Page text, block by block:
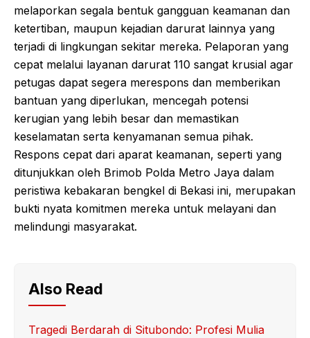
melaporkan segala bentuk gangguan keamanan dan
ketertiban, maupun kejadian darurat lainnya yang
terjadi di lingkungan sekitar mereka. Pelaporan yang
cepat melalui layanan darurat 110 sangat krusial agar
petugas dapat segera merespons dan memberikan
bantuan yang diperlukan, mencegah potensi
kerugian yang lebih besar dan memastikan
keselamatan serta kenyamanan semua pihak.
Respons cepat dari aparat keamanan, seperti yang
ditunjukkan oleh Brimob Polda Metro Jaya dalam
peristiwa kebakaran bengkel di Bekasi ini, merupakan
bukti nyata komitmen mereka untuk melayani dan
melindungi masyarakat.
Also Read
Tragedi Berdarah di Situbondo: Profesi Mulia